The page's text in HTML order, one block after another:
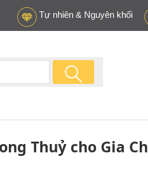
Tự nhiên & Nguyên khối
Thuỷ cho Gia